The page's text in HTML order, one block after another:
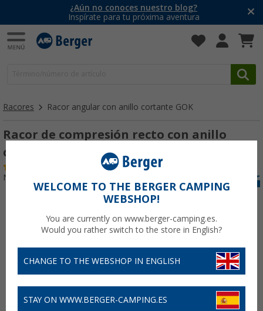
¿Aún no conoces nuestro blog?
Inspírate para tu próxima aventura
Racores Racor angular con anillo cortante GOK
Racor de compresión recto con anillo
cortante GOK
Nº de artículo 167530
WELCOME TO THE BERGER CAMPING
WEBSHOP!
You are currently on www.berger-camping.es.
Would you rather switch to the store in English?
CHANGE TO THE WEBSHOP IN ENGLISH
STAY ON WWW.BERGER-CAMPING.ES